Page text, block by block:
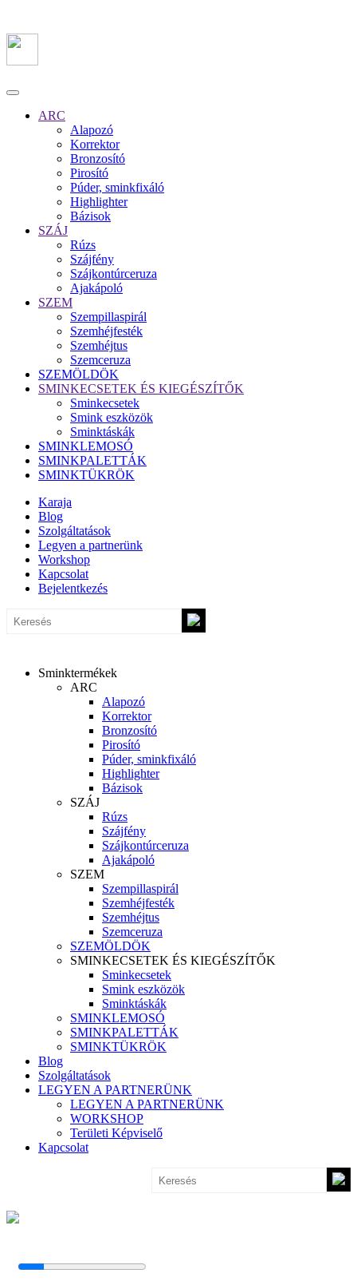
ARC
Alapozó
Korrektor
Bronzosító
Pirosító
Púder, sminkfixáló
Highlighter
Bázisok
SZÁJ
Rúzs
Szájfény
Szájkontúrceruza
Ajakápoló
SZEM
Szempillaspirál
Szemhéjfesték
Szemhéjtus
Szemceruza
SZEMÖLDÖK
SMINKECSETEK ÉS KIEGÉSZÍTŐK
Sminkecsetek
Smink eszközök
Sminktáskák
SMINKLEMOSÓ
SMINKPALETTÁK
SMINKTÜKRÖK
Karaja
Blog
Szolgáltatások
Legyen a partnerünk
Workshop
Kapcsolat
Bejelentkezés
Sminktermékek
ARC
Alapozó
Korrektor
Bronzosító
Pirosító
Púder, sminkfixáló
Highlighter
Bázisok
SZÁJ
Rúzs
Szájfény
Szájkontúrceruza
Ajakápoló
SZEM
Szempillaspirál
Szemhéjfesték
Szemhéjtus
Szemceruza
SZEMÖLDÖK
SMINKECSETEK ÉS KIEGÉSZÍTŐK
Sminkecsetek
Smink eszközök
Sminktáskák
SMINKLEMOSÓ
SMINKPALETTÁK
SMINKTÜKRÖK
Blog
Szolgáltatások
LEGYEN A PARTNERÜNK
LEGYEN A PARTNERÜNK
WORKSHOP
Területi Képviselő
Kapcsolat